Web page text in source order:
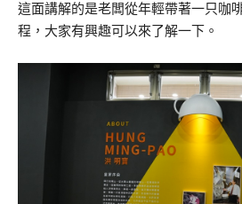
這面講解的是老闆從年輕帶著一只咖
程，大家有興趣可以來了解一下。